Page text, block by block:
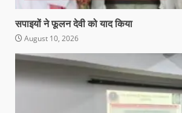
सपाइयों ने फूलन देवी को याद किया
August 10, 2026